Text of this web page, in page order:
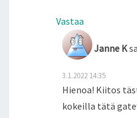
Vastaa
Janne K
3.1.2022 14:35
Hienoa! Kiitos
kokeilla tätä